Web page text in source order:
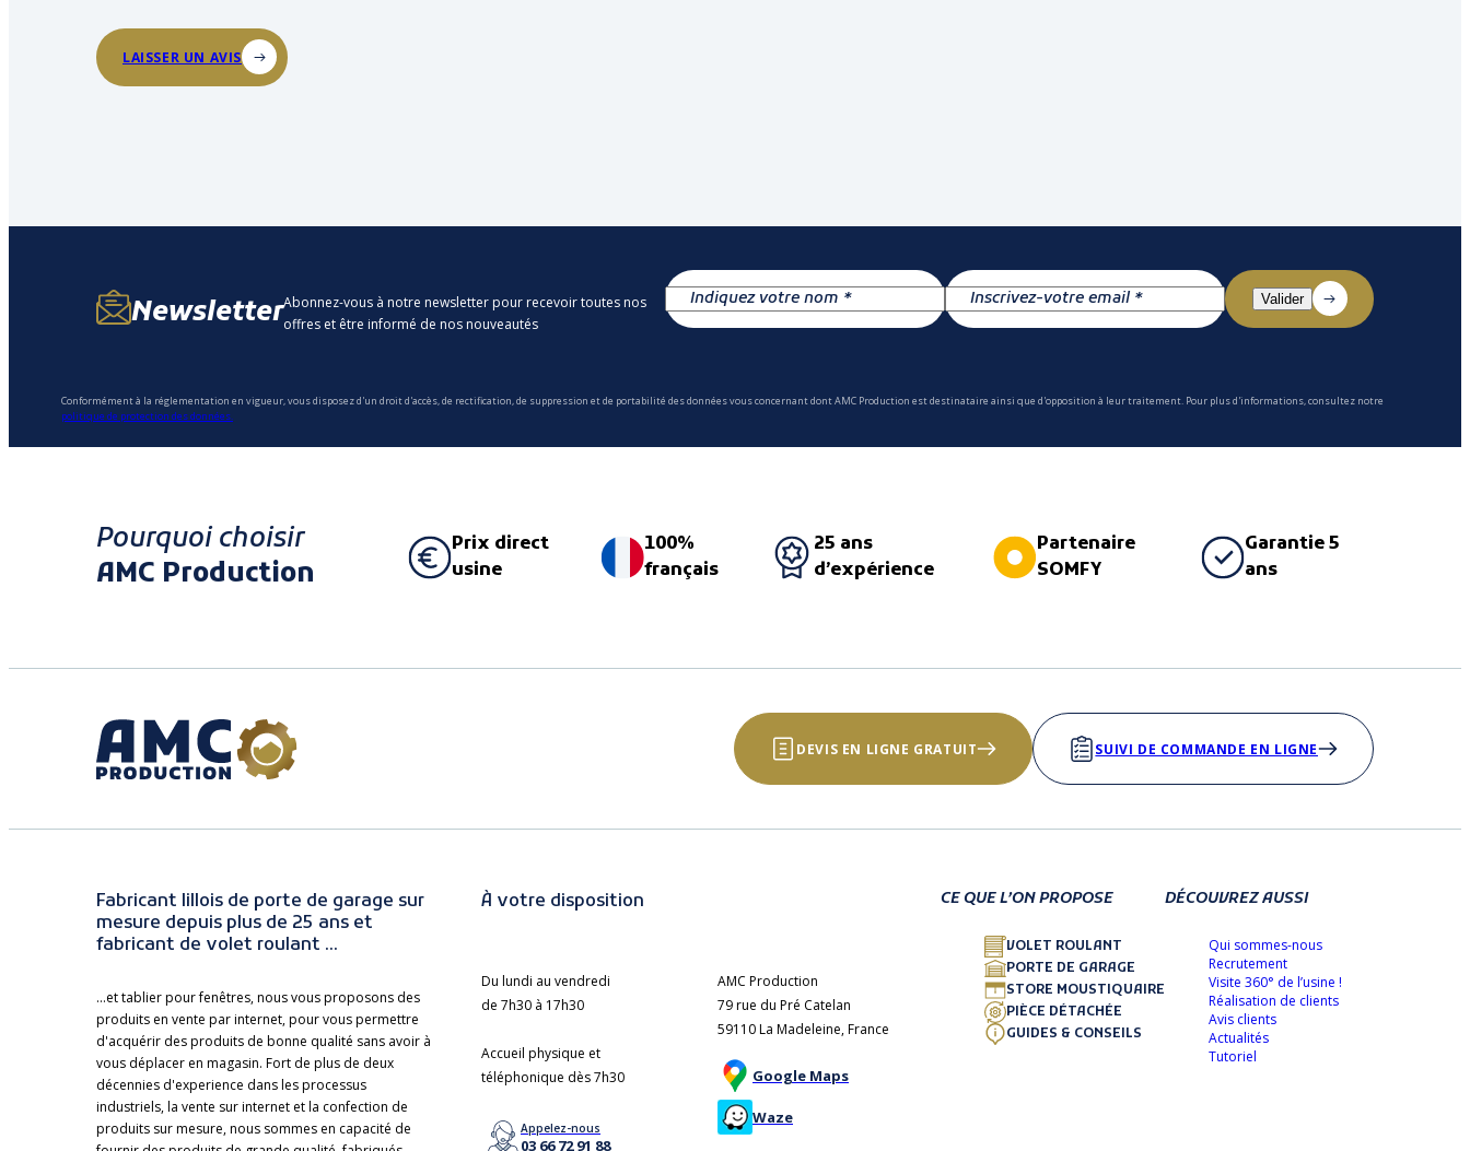
LAISSER UN AVIS
NewsletterAbonnez-vous à notre newsletter pour recevoir toutes nos
offres et être informé de nos nouveautés
Conformément à la réglementation en vigueur, vous disposez d'un droit d'accès, de rectification, de suppression et de portabilité des données vous concernant dont AMC Production est destinataire ainsi que d'opposition à leur traitement. Pour plus d'informations, consultez notre
politique de protection des données.
Pourquoi choisir
AMC Production
Prix direct
usine
100%
français
25 ans
d’expérience
Partenaire
SOMFY
Garantie 5
ans
DEVIS EN LIGNE GRATUIT SUIVI DE COMMANDE EN LIGNE
Fabricant lillois de porte de garage sur
mesure depuis plus de 25 ans et
fabricant de volet roulant ...
...et tablier pour fenêtres, nous vous proposons des
produits en vente par internet, pour vous permettre
d'acquérir des produits de bonne qualité sans avoir à
vous déplacer en magasin. Fort de plus de deux
décennies d'experience dans les processus
industriels, la vente sur internet et la confection de
produits sur mesure, nous sommes en capacité de
À votre disposition
Du lundi au vendredi
de 7h30 à 17h30
Accueil physique et
téléphonique dès 7h30
Appelez-nous
03 66 72 91 88
AMC Production
79 rue du Pré Catelan
59110 La Madeleine, France
Google Maps
Waze
CE QUE L’ON PROPOSE
VOLET ROULANT
PORTE DE GARAGE
STORE MOUSTIQUAIRE
PIÈCE DÉTACHÉE
GUIDES & CONSEILS
DÉCOUVREZ AUSSI
Qui sommes-nous
Recrutement
Visite 360° de l’usine !
Réalisation de clients
Avis clients
Actualités
Tutoriel